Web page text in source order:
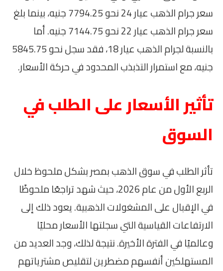
سعر جرام الذهب عيار 24 نحو 7794.25 جنيه، بينما بلغ
سعر جرام الذهب عيار 22 نحو 7144.75 جنيه. أما
بالنسبة لجرام الذهب عيار 18، فقد سجل نحو 5845.75
جنيه، مع استمرار التذبذب المحدود في حركة الأسعار.
تأثير الأسعار على الطلب في
السوق
تأثر الطلب في سوق الذهب بمصر بشكل ملحوظ خلال
الربع الأول من عام 2026، حيث شهد تراجعًا ملحوظًا
في الإقبال على المشغولات الذهبية. يعود ذلك إلى
الارتفاعات القياسية التي سجلتها الأسعار محليًا
وعالميًا في الفترة الأخيرة. نتيجة لذلك، وجد العديد من
المستهلكين أنفسهم مضطرين لتقليص مشترياتهم